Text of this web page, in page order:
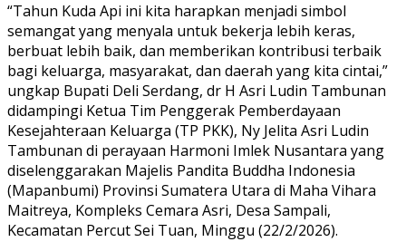
“Tahun Kuda Api ini kita harapkan menjadi simbol
semangat yang menyala untuk bekerja lebih keras,
berbuat lebih baik, dan memberikan kontribusi terbaik
bagi keluarga, masyarakat, dan daerah yang kita cintai,”
ungkap Bupati Deli Serdang, dr H Asri Ludin Tambunan
didampingi Ketua Tim Penggerak Pemberdayaan
Kesejahteraan Keluarga (TP PKK), Ny Jelita Asri Ludin
Tambunan di perayaan Harmoni Imlek Nusantara yang
diselenggarakan Majelis Pandita Buddha Indonesia
(Mapanbumi) Provinsi Sumatera Utara di Maha Vihara
Maitreya, Kompleks Cemara Asri, Desa Sampali,
Kecamatan Percut Sei Tuan, Minggu (22/2/2026).